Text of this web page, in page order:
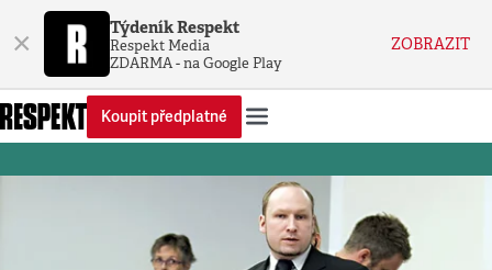
× Týdeník Respekt
Respekt Media
ZDARMA - na Google Play
ZOBRAZIT
Koupit předplatné